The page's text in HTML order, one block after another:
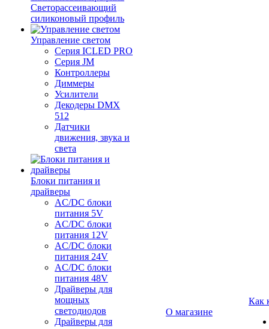
Светорассеивающий
силиконовый профиль
Управление светом
Серия ICLED PRO
Серия JM
Контроллеры
Диммеры
Усилители
Декодеры DMX
512
Датчики
движения, звука и
света
Блоки питания и
драйверы
AC/DC блоки
питания 5V
AC/DC блоки
питания 12V
AC/DC блоки
питания 24V
AC/DC блоки
питания 48V
Драйверы для
мощных
светодиодов
Драйверы для
О магазине
Как